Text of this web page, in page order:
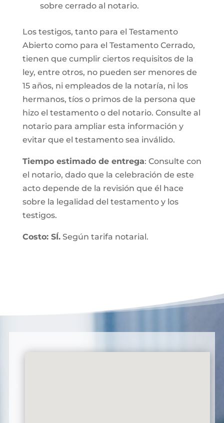
sobre cerrado al notario.
Los testigos, tanto para el Testamento
Abierto como para el Testamento Cerrado,
tienen que cumplir ciertos requisitos de la
ley, entre otros, no pueden ser menores de
15 años, ni empleados de la notaría, ni los
hermanos, tíos o primos de la persona que
hizo el testamento o del notario. Consulte al
notario para ampliar esta información y
evitar que el testamento sea inválido.
Tiempo estimado de entrega: Consulte con
el notario, dado que la celebración de este
acto depende de la revisión que él hace
sobre la legalidad del testamento y los
testigos.
Costo: SÍ.Según tarifa notarial.